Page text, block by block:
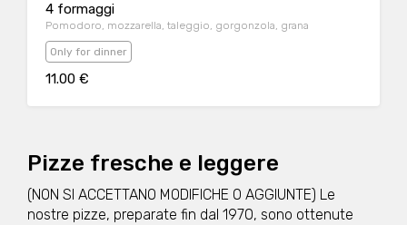
4 formaggi
Pomodoro, mozzarella, taleggio, gorgonzola, grana
Only for dinner
11.00 €
Pizze fresche e leggere
(NON SI ACCETTANO MODIFICHE O AGGIUNTE) Le
nostre pizze, preparate fin dal 1970, sono ottenute